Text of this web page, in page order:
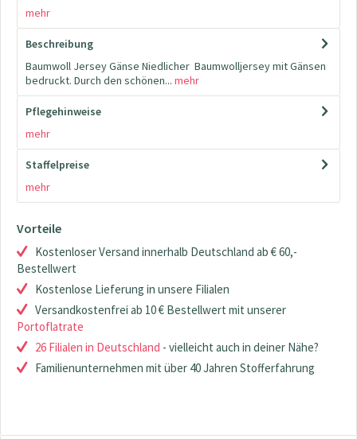
mehr
Beschreibung
Baumwoll Jersey Gänse Niedlicher Baumwolljersey mit Gänsen
bedruckt. Durch den schönen... mehr
Pflegehinweise
mehr
Staffelpreise
mehr
Vorteile
Kostenloser Versand innerhalb Deutschland ab € 60,-
Bestellwert
Kostenlose Lieferung in unsere Filialen
Versandkostenfrei ab 10 € Bestellwert mit unserer
Portoflatrate
26 Filialen in Deutschland - vielleicht auch in deiner Nähe?
Familienunternehmen mit über 40 Jahren Stofferfahrung